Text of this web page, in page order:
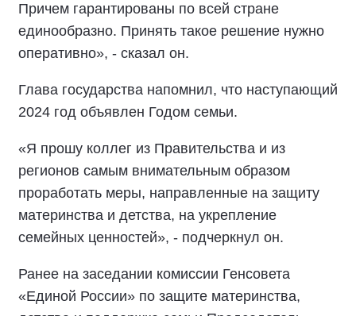
Причем гарантированы по всей стране
единообразно. Принять такое решение нужно
оперативно», - сказал он.
Глава государства напомнил, что наступающий
2024 год объявлен Годом семьи.
«Я прошу коллег из Правительства и из
регионов самым внимательным образом
проработать меры, направленные на защиту
материнства и детства, на укрепление
семейных ценностей», - подчеркнул он.
Ранее на заседании комиссии Генсовета
«Единой России» по защите материнства,